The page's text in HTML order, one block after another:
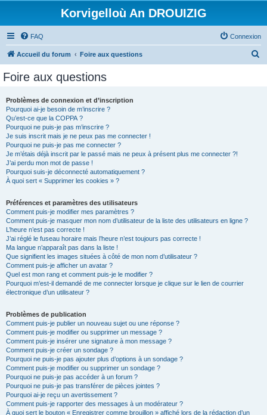
Korvigelloù An DROUIZIG
FAQ Connexion
Accueil du forum Foire aux questions
Foire aux questions
Problèmes de connexion et d’inscription
Pourquoi ai-je besoin de m’inscrire ?
Qu’est-ce que la COPPA ?
Pourquoi ne puis-je pas m’inscrire ?
Je suis inscrit mais je ne peux pas me connecter !
Pourquoi ne puis-je pas me connecter ?
Je m’étais déjà inscrit par le passé mais ne peux à présent plus me connecter ?!
J’ai perdu mon mot de passe !
Pourquoi suis-je déconnecté automatiquement ?
À quoi sert « Supprimer les cookies » ?
Préférences et paramètres des utilisateurs
Comment puis-je modifier mes paramètres ?
Comment puis-je masquer mon nom d’utilisateur de la liste des utilisateurs en ligne ?
L’heure n’est pas correcte !
J’ai réglé le fuseau horaire mais l’heure n’est toujours pas correcte !
Ma langue n’apparaît pas dans la liste !
Que signifient les images situées à côté de mon nom d’utilisateur ?
Comment puis-je afficher un avatar ?
Quel est mon rang et comment puis-je le modifier ?
Pourquoi m’est-il demandé de me connecter lorsque je clique sur le lien de courrier
électronique d’un utilisateur ?
Problèmes de publication
Comment puis-je publier un nouveau sujet ou une réponse ?
Comment puis-je modifier ou supprimer un message ?
Comment puis-je insérer une signature à mon message ?
Comment puis-je créer un sondage ?
Pourquoi ne puis-je pas ajouter plus d’options à un sondage ?
Comment puis-je modifier ou supprimer un sondage ?
Pourquoi ne puis-je pas accéder à un forum ?
Pourquoi ne puis-je pas transférer de pièces jointes ?
Pourquoi ai-je reçu un avertissement ?
Comment puis-je rapporter des messages à un modérateur ?
À quoi sert le bouton « Enregistrer comme brouillon » affiché lors de la rédaction d’un